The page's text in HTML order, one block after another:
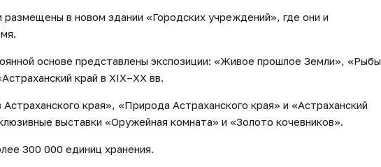
размещены в новом здании «Городских учреждений», где они и
основе представлены экспозиции: «Живое прошлое Земли», «Рыбы
край в XIX–XX вв.
края», «Природа Астраханского края» и «Астраханский
выставки «Оружейная комната» и «Золото кочевников».
300 000 единиц хранения.